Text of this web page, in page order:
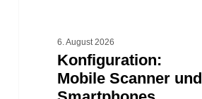
6. August 2026
Konfiguration:
Mobile Scanner und